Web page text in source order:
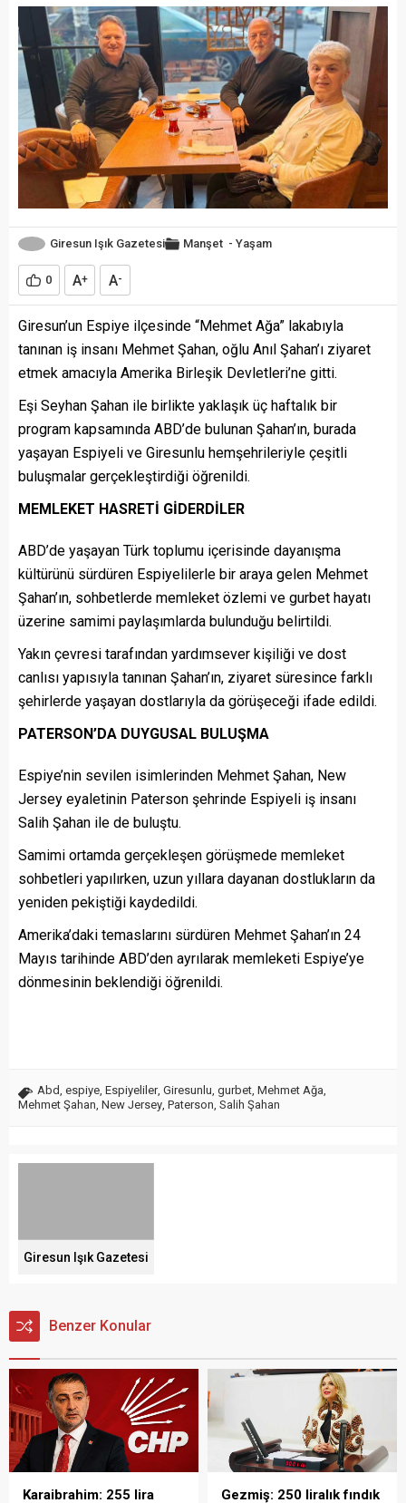
Giresun Işık Gazetesi Manşet - Yaşam
0 A+ A-
Giresun’un Espiye ilçesinde “Mehmet Ağa” lakabıyla
tanınan iş insanı Mehmet Şahan, oğlu Anıl Şahan’ı ziyaret
etmek amacıyla Amerika Birleşik Devletleri’ne gitti.
Eşi Seyhan Şahan ile birlikte yaklaşık üç haftalık bir
program kapsamında ABD’de bulunan Şahan’ın, burada
yaşayan Espiyeli ve Giresunlu hemşehrileriyle çeşitli
buluşmalar gerçekleştirdiği öğrenildi.
MEMLEKET HASRETİ GİDERDİLER
ABD’de yaşayan Türk toplumu içerisinde dayanışma
kültürünü sürdüren Espiyelilerle bir araya gelen Mehmet
Şahan’ın, sohbetlerde memleket özlemi ve gurbet hayatı
üzerine samimi paylaşımlarda bulunduğu belirtildi.
Yakın çevresi tarafından yardımsever kişiliği ve dost
canlısı yapısıyla tanınan Şahan’ın, ziyaret süresince farklı
şehirlerde yaşayan dostlarıyla da görüşeceği ifade edildi.
PATERSON’DA DUYGUSAL BULUŞMA
Espiye’nin sevilen isimlerinden Mehmet Şahan, New
Jersey eyaletinin Paterson şehrinde Espiyeli iş insanı
Salih Şahan ile de buluştu.
Samimi ortamda gerçekleşen görüşmede memleket
sohbetleri yapılırken, uzun yıllara dayanan dostlukların da
yeniden pekiştiği kaydedildi.
Amerika’daki temaslarını sürdüren Mehmet Şahan’ın 24
Mayıs tarihinde ABD’den ayrılarak memleketi Espiye’ye
dönmesinin beklendiği öğrenildi.
Abd, espiye, Espiyeliler, Giresunlu, gurbet, Mehmet Ağa,
Mehmet Şahan, New Jersey, Paterson, Salih Şahan
Giresun Işık Gazetesi
Benzer Konular
Karaibrahim: 255 lira Gezmiş: 250 liralık fındık